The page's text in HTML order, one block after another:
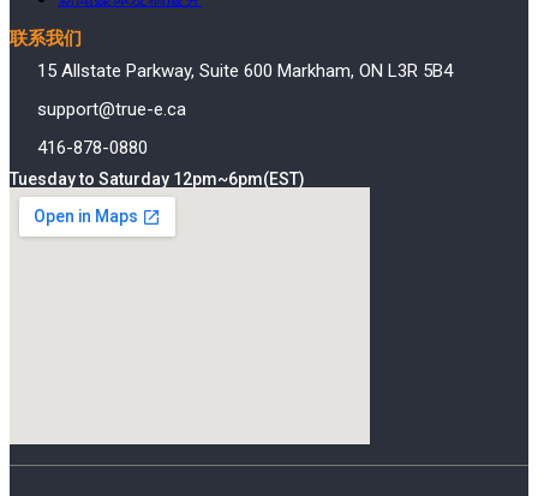
联系我们
15 Allstate Parkway, Suite 600 Markham, ON L3R 5B4
support@true-e.ca
416-878-0880
Tuesday to Saturday 12pm~6pm(EST)